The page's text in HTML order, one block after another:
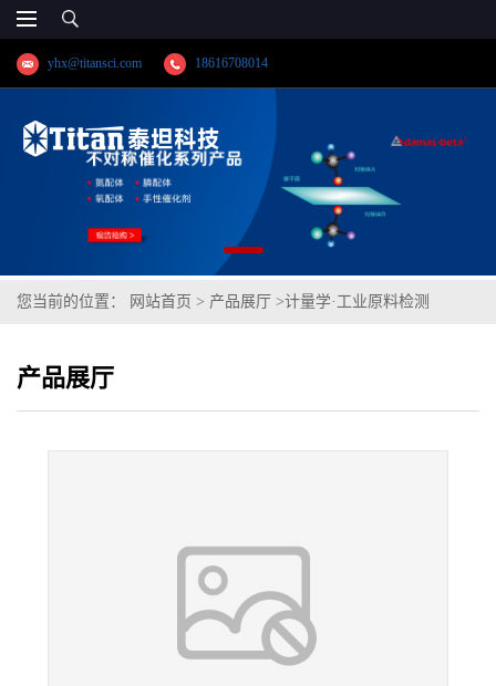
yhx@titansci.com 18616708014
您当前的位置： 网站首页 > 产品展厅 >计量学·工业原料检测
产品展厅